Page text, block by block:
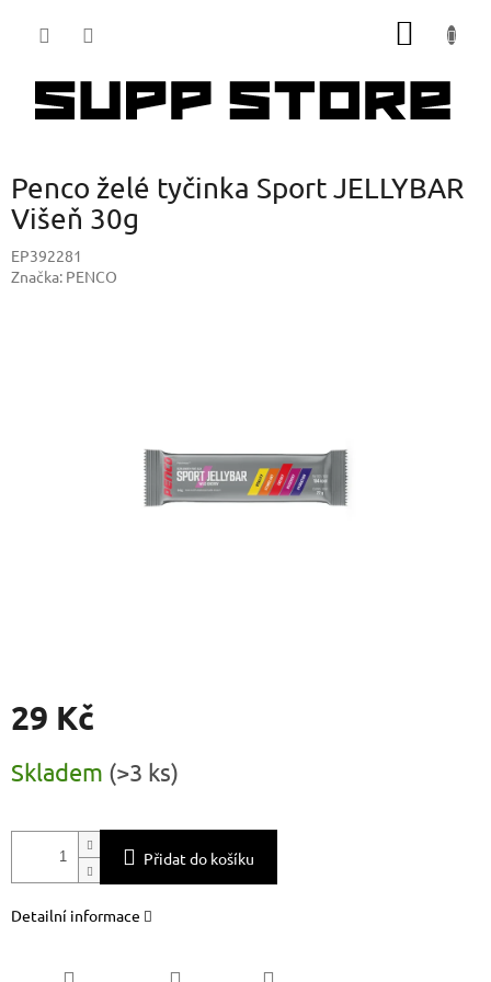
Penco želé tyčinka Sport JELLYBAR
Višeň 30g
EP392281
Značka: PENCO
29 Kč
cena:
Skladem (>3 ks)
Přidat do košíku
Detailní informace